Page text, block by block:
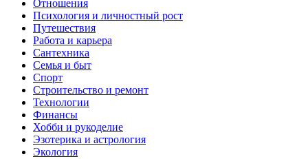
Отношения
Психология и личностный рост
Путешествия
Работа и карьера
Сантехника
Семья и быт
Спорт
Строительство и ремонт
Технологии
Финансы
Хобби и рукоделие
Эзотерика и астрология
Экология